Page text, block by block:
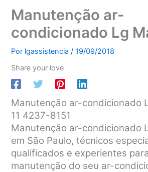
Manutenção ar-
condicionado Lg
Por lgassistencia/19/09/2018
Share your love
Manutenção ar-condicionado
11 4237-8151
Manutenção ar-condicionado
em São Paulo, técnicos
qualificados e experientes
manutenção do seu ar-